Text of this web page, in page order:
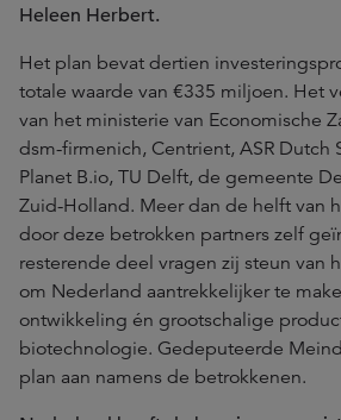
Heleen Herbert.
Het plan bevat dertien
totale waarde van €335 miljoen. Het
van het ministerie van Economische
dsm-firmenich, Centrient, ASR Dutch
Planet B.io, TU Delft, de gemeente
Zuid-Holland. Meer dan de helft van
door deze betrokken partners zelf
resterende deel vragen zij steun van
om Nederland aantrekkelijker te
ontwikkeling én grootschalige
biotechnologie. Gedeputeerde
plan aan namens de betrokkenen.